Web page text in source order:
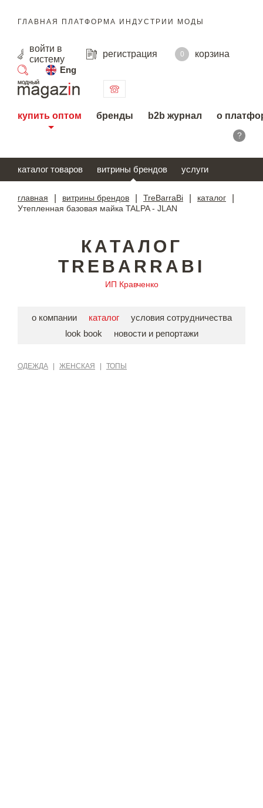
ГЛАВНАЯ ПЛАТФОРМА ИНДУСТРИИ МОДЫ
войти в
систему
регистрация 0
корзина
Eng
поиск
купить оптом бренды b2b журнал о
?
каталог товаров витрины брендов услуги
главная витрины брендов TreBarraBi каталог
Утепленная базовая майка TALPA - JLAN
КАТАЛОГ
TREBARRABI
ИП Кравченко
о компании каталог
условия сотрудничества
look book
новости и репортажи
ОДЕЖДА ЖЕНСКАЯ ТОПЫ